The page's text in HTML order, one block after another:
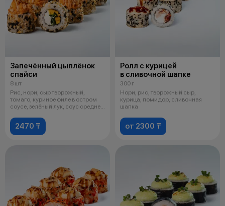
Запечённый цыплёнок
спайси
8 шт
Рис, нори, сыр творожный,
томаго, куриное филе в остром
соусе, зелёный лук, соус средне-
2470 ₸
Ролл с курицей
в сливочной шапке
300 г
Нори, рис, творожный сыр,
курица, помидор, сливочная
шапка
от 2300 ₸